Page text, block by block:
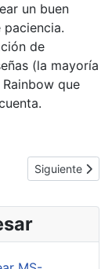
un buen
de
(la mayoría
que
Artículo
Siguiente